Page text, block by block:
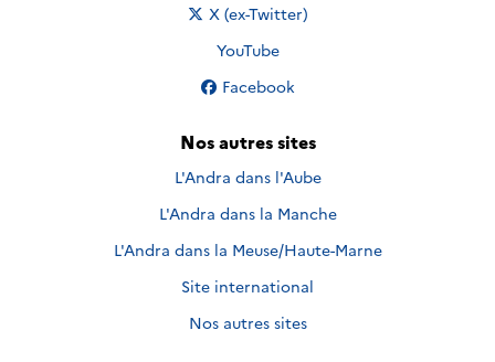
Nous suivre sur
X (ex-Twitter)
Nous suivre sur
YouTube
Nous suivre sur
Facebook
Nos autres sites
L'Andra dans l'Aube
L'Andra dans la Manche
L'Andra dans la Meuse/Haute-Marne
Site international
Nos autres sites